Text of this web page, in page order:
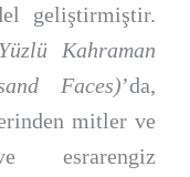
geliştirmiştir.
Kahraman
Faces)’da,
mitler ve
esrarengiz